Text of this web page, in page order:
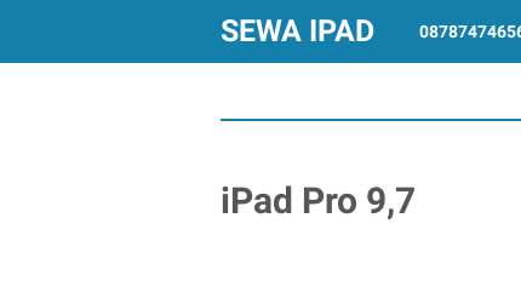
SEWA IPAD
iPad Pro 9,7